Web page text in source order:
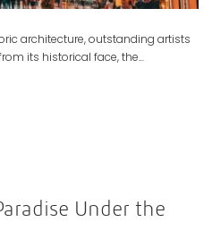
architecture, outstanding artists
its historical face, the...
Under the